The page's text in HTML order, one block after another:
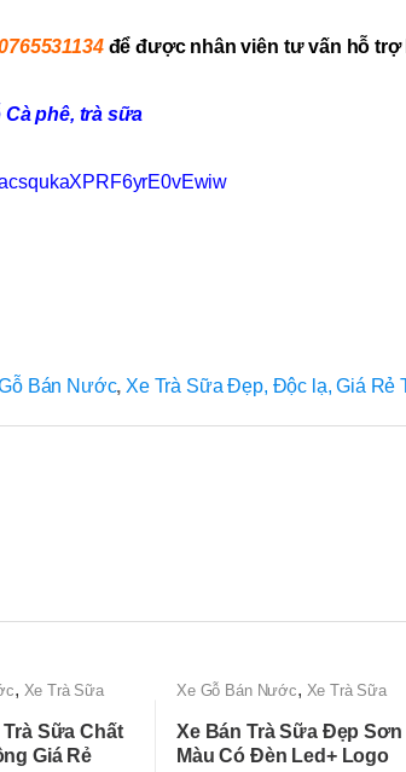
để được nhân viên tư vấn hỗ trợ
phê, trà sữa
Bán Nước, Xe Trà Sữa Đẹp, Độc lạ, Giá Rẻ
, Xe Trà Sữa
Sữa Chất
Giá Rẻ
Xe Gỗ Bán Nước, Xe Trà Sữa
Xe Bán Trà Sữa Đẹp Sơn
Màu Có Đèn Led+ Logo